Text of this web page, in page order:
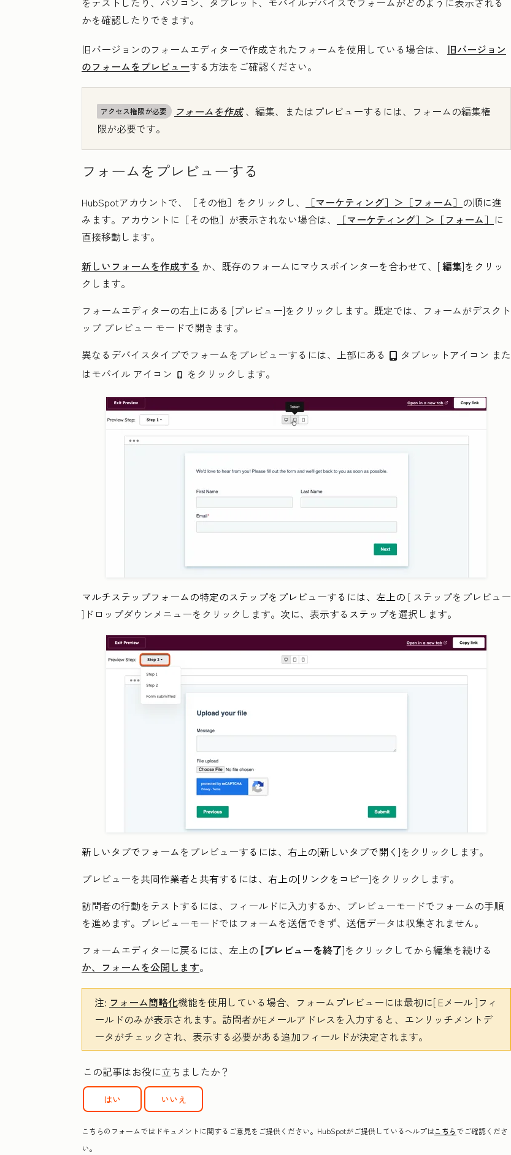
かを確認したりできます。
旧バージョンのフォームエディターで作成されたフォームを使用している場合は、 旧バージョン
のフォームをプレビューする方法をご確認ください。
アクセス権限が必要 フォームを作成、編集、またはプレビューするには、フォームの編集権
限が必要です。
フォームをプレビューする
HubSpotアカウントで、 ［その他］をクリックし、 ［マーケティング］＞ ［フォーム］ の順に進
みます。アカウントに ［その他］が表示されない場合は、 ［マーケティング］＞ ［フォーム］ に
直接移動します。
新しいフォームを作成する か、既存のフォームにマウスポインターを合わせて、[編集]をクリッ
クします。
フォームエディターの右上にある [プレビュー]をクリックします。既定では、フォームがデスクト
ップ プレビュー モードで開きます。
異なるデバイスタイプでフォームをプレビューするには、上部にある
tablet タブレットアイコン また
はモバイル アイコン mobile をクリックします。
マルチステップフォームの特定のステップをプレビューするには、左上の [ ステップをプレビュー
]ドロップダウンメニューをクリックします。 次に、 表示する ステップを選択します。
新しいタブでフォームをプレビューするには、右上の[新しいタブで開く ]をクリックします。
プレビューを共同作業者と共有するには、右上の[ リンクをコピー]をクリックします。
訪問者の行動をテストするには、フィールドに入力するか、プレビューモードでフォームの手順
を進めます。プレビューモードではフォームを送信できず、送信データは収集されません。
フォームエディターに戻るには、左上の [プレビューを終了]をクリックしてから編集を続ける
か、フォームを公開します。
注: フォーム簡略化機能を使用している場合、フォームプレビューには最初に[ Eメール ]フィ
ールドのみが表示されます。訪問者がEメールアドレスを入力すると、エンリッチメントデ
ータがチェックされ、表示する必要がある追加フィールドが決定されます。
この記事はお役に立ちましたか？
はい いいえ
こちらのフォームではドキュメントに関するご意見をご提供ください。HubSpotがご提供しているヘルプはこちらでご確認くださ
い。